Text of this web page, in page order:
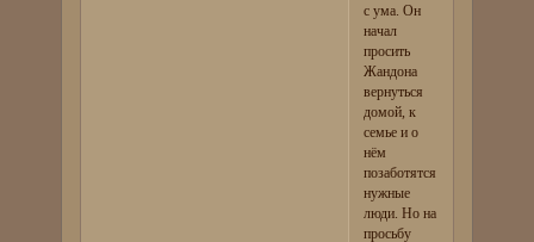
с ума. Он
начал
просить
Жандона
вернуться
домой, к
семье и о
нём
позаботятся
нужные
люди. Но на
просьбу